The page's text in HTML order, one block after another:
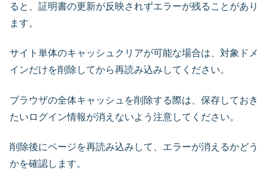
ると、証明書の更新が反映されずエラーが残ることがあり
ます。
サイト単体のキャッシュクリアが可能な場合は、対象ドメ
インだけを削除してから再読み込みしてください。
ブラウザの全体キャッシュを削除する際は、保存しておき
たいログイン情報が消えないよう注意してください。
削除後にページを再読み込みして、エラーが消えるかどう
かを確認します。